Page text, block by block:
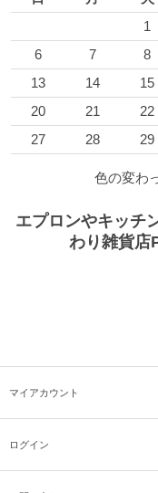
1
6
7 8
13
14 15
20
21 22
27
28 29
色の変わ
エプロンやキッチ
わり雑貨店
マイアカウント
ログイン